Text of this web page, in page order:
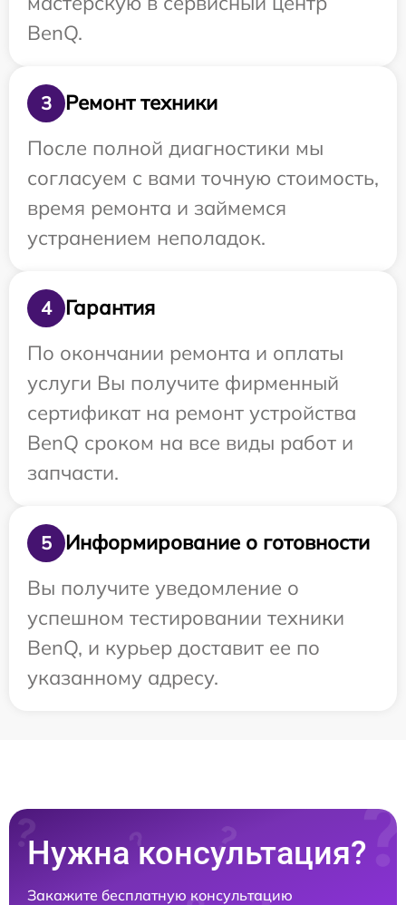
BenQ.
3
Ремонт техники
После полной диагностики мы
согласуем с вами точную стоимость,
время ремонта и займемся
устранением неполадок.
4
Гарантия
По окончании ремонта и оплаты
услуги Вы получите фирменный
сертификат на ремонт устройства
BenQ сроком на все виды работ и
запчасти.
5
Информирование о готовности
Вы получите уведомление о
успешном тестировании техники
BenQ, и курьер доставит ее по
указанному адресу.
Нужна консультация?
Закажите бесплатную консультацию